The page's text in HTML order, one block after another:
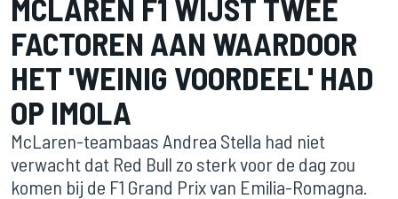
MCLAREN F1 WIJST TWEE
FACTOREN AAN WAARDOOR
HET 'WEINIG VOORDEEL' HAD
OP IMOLA
McLaren-teambaas Andrea Stella had niet
verwacht dat Red Bull zo sterk voor de dag zou
komen bij de F1 Grand Prix van Emilia-Romagna.